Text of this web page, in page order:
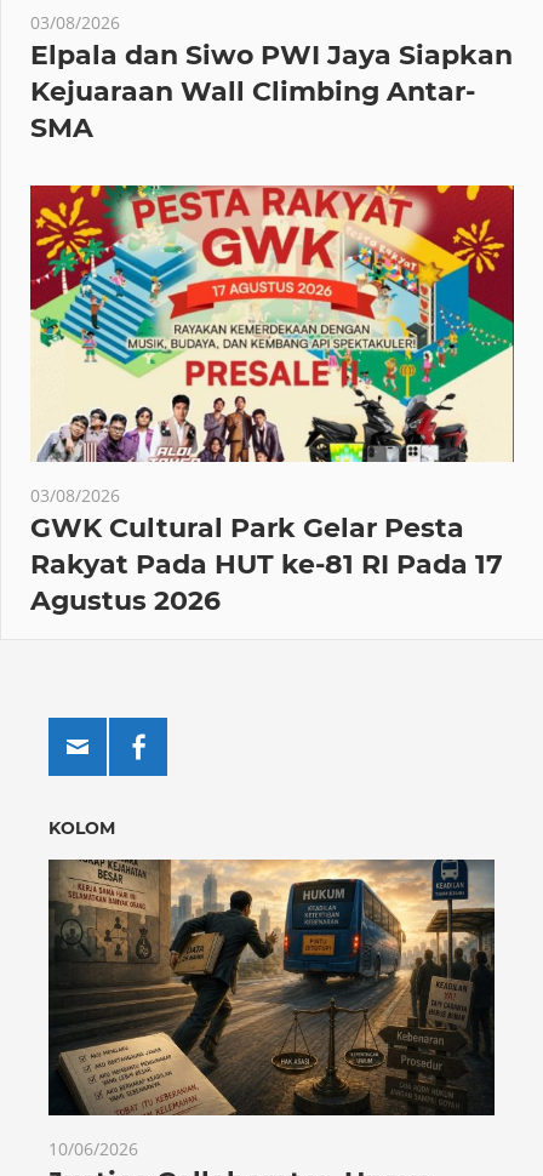
03/08/2026
Elpala dan Siwo PWI Jaya Siapkan
Kejuaraan Wall Climbing Antar-
SMA
03/08/2026
GWK Cultural Park Gelar Pesta
Rakyat Pada HUT ke-81 RI Pada 17
Agustus 2026
KOLOM
10/06/2026